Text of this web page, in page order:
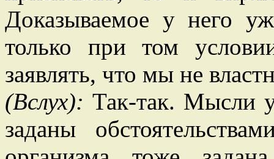
Доказываемое у него
только при том
заявлять, что мы не
(Вслух): Так-так. Мысли
заданы